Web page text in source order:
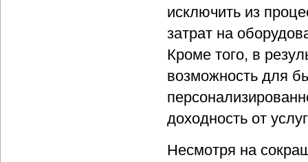
исключить из
затрат на
Кроме того, в
возможность для
доходность от
Несмотря на